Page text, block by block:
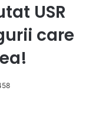
USR
care